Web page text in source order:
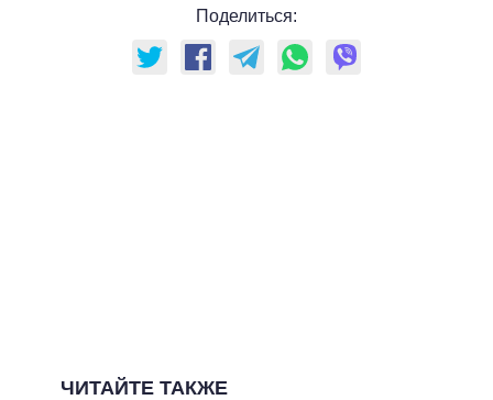
Поделиться:
ЧИТАЙТЕ ТАКЖЕ